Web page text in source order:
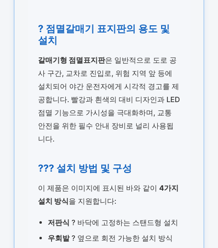
? 점멸갈매기 표지판의 용도 및
설치
갈매기형 점멸표지판은 일반적으로 도로 공
사 구간, 교차로 진입로, 위험 지역 앞 등에
설치되어 야간 운전자에게 시각적 경고를 제
공합니다. 빨강과 흰색의 대비 디자인과 LED
점멸 기능으로 가시성을 극대화하며, 교통
안전을 위한 필수 안내 장비로 널리 사용됩
니다.
??? 설치 방법 및 구성
이 제품은 이미지에 표시된 바와 같이 4가지
설치 방식을 지원합니다:
저판식 ? 바닥에 고정하는 스탠드형 설치
우회발? 옆으로 회전 가능한 설치 방식